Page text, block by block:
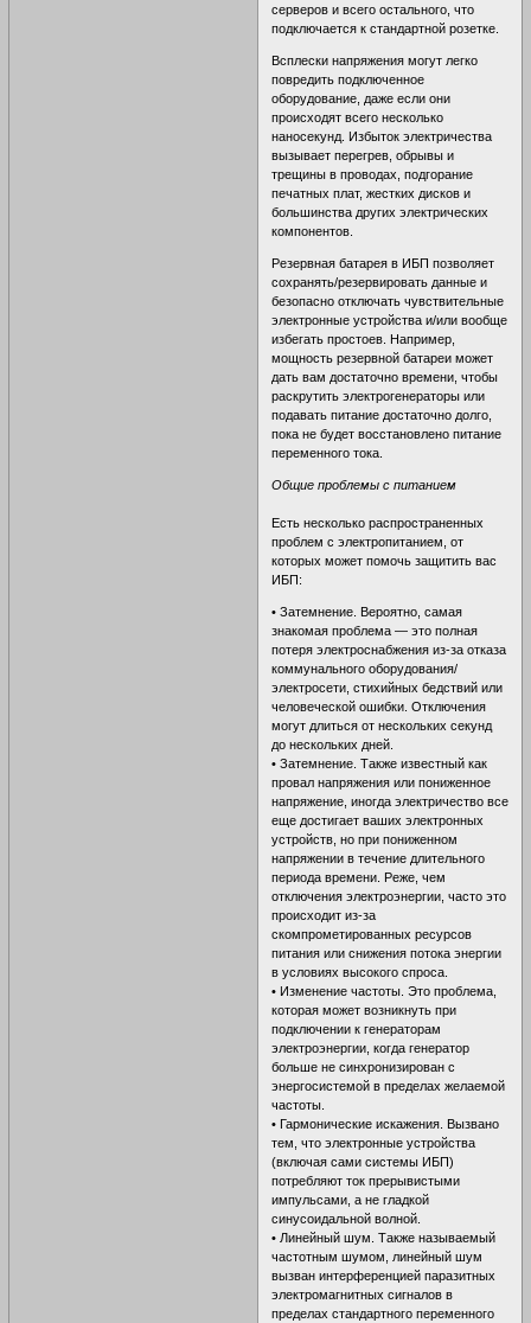
серверов и всего остального, что
подключается к стандартной розетке.
Всплески напряжения могут легко
повредить подключенное
оборудование, даже если они
происходят всего несколько
наносекунд. Избыток электричества
вызывает перегрев, обрывы и
трещины в проводах, подгорание
печатных плат, жестких дисков и
большинства других электрических
компонентов.
Резервная батарея в ИБП позволяет
сохранять/резервировать данные и
безопасно отключать чувствительные
электронные устройства и/или вообще
избегать простоев. Например,
мощность резервной батареи может
дать вам достаточно времени, чтобы
раскрутить электрогенераторы или
подавать питание достаточно долго,
пока не будет восстановлено питание
переменного тока.
Общие проблемы с питанием
Есть несколько распространенных
проблем с электропитанием, от
которых может помочь защитить вас
ИБП:
• Затемнение. Вероятно, самая
знакомая проблема — это полная
потеря электроснабжения из-за отказа
коммунального оборудования/
электросети, стихийных бедствий или
человеческой ошибки. Отключения
могут длиться от нескольких секунд
до нескольких дней.
• Затемнение. Также известный как
провал напряжения или пониженное
напряжение, иногда электричество все
еще достигает ваших электронных
устройств, но при пониженном
напряжении в течение длительного
периода времени. Реже, чем
отключения электроэнергии, часто это
происходит из-за
скомпрометированных ресурсов
питания или снижения потока энергии
в условиях высокого спроса.
• Изменение частоты. Это проблема,
которая может возникнуть при
подключении к генераторам
электроэнергии, когда генератор
больше не синхронизирован с
энергосистемой в пределах желаемой
частоты.
• Гармонические искажения. Вызвано
тем, что электронные устройства
(включая сами системы ИБП)
потребляют ток прерывистыми
импульсами, а не гладкой
синусоидальной волной.
• Линейный шум. Также называемый
частотным шумом, линейный шум
вызван интерференцией паразитных
электромагнитных сигналов в
пределах стандартного переменного